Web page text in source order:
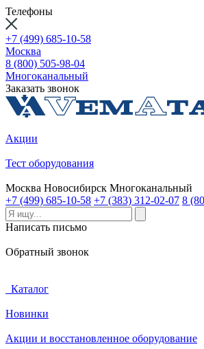
Телефоны
+7 (499) 685-10-58
Москва
8 (800) 505-98-04
Многоканальный
Заказать звонок
Акции
Тест оборудования
Москва Новосибирск Многоканальный
+7 (499) 685-10-58 +7 (383) 312-02-07 8
Написать письмо
Обратный звонок
Каталог
Новинки
Акции и восстановленное оборудование